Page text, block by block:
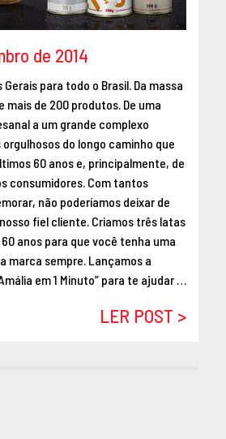
MAIO 2016
MARÇO 2016
FEVEREIRO 2016
JANEIRO 2016
DEZEMBRO 2015
NOVEMBRO 2015
SETEMBRO 2015
AGOSTO 2015
JULHO 2015
JUNHO 2015
ABRIL 2015
de 2014
Gerais para todo o Brasil. Da massa
mais de 200 produtos. De uma
a um grande complexo
do longo caminho que
60 anos e, principalmente, de
consumidores. Com tantos
não poderíamos deixar de
fiel cliente. Criamos três latas
anos para que você tenha uma
marca sempre. Lançamos a
em 1 Minuto” para te ajudar …
LER POST >